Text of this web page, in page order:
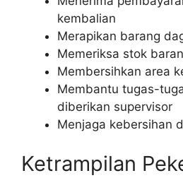
kembalian
Merapikan barang
Memeriksa stok
Membersihkan area
Membantu tugas-
diberikan supervisor
Menjaga kebersihan
Ketrampilan